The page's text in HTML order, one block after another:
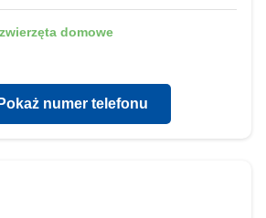
zwierzęta domowe
Pokaż numer telefonu